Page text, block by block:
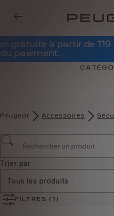
PROMO Barres de Toit
au 31 Aout
Peugeot Accessoires
Trier par
Tous les produits
FILTRES (1)